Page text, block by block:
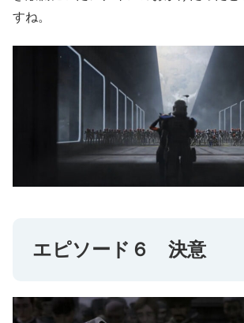
すね。
エピソード６ 決意